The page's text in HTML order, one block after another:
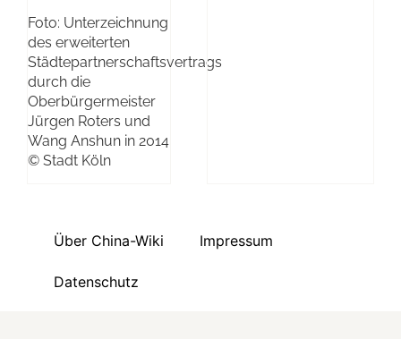
Foto: Unterzeichnung
des erweiterten
Städtepartnerschaftsvertrags
durch die
Oberbürgermeister
Jürgen Roters und
Wang Anshun in 2014
© Stadt Köln
Über China-Wiki Impressum
Datenschutz